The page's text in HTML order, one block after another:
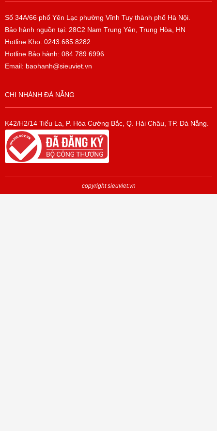
Số 34A/66 phố Yên Lạc phường Vĩnh Tuy thành phố Hà Nội.
Bảo hành nguồn tại: 28C2 Nam Trung Yên, Trung Hòa, HN
Hotline Kho: 0243.685.8282
Hotline Bảo hành: 084 789 6996
Email: baohanh@sieuviet.vn
CHI NHÁNH ĐÀ NẴNG
K42/H2/14 Tiểu La, P. Hòa Cường Bắc, Q. Hải Châu, TP. Đà Nẵng.
copyright sieuviet.vn